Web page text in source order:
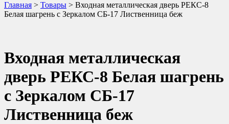
Главная > Товары > Входная металлическая дверь РЕКС-8
Белая шагрень с Зеркалом СБ-17 Лиственница беж
Входная металлическая
дверь РЕКС-8 Белая шагрень
с Зеркалом СБ-17
Лиственница беж